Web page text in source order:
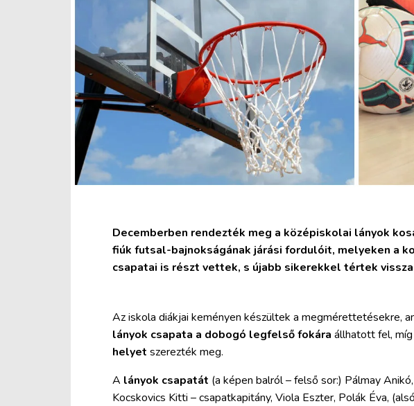
Decemberben rendezték meg a középiskolai lányok
fiúk futsal-bajnokságának járási fordulóit, melyeken a
csapatai is részt vettek, s újabb sikerekkel tértek
Az iskola diákjai keményen készültek a megmérettetésekre,
lányok csapata a dobogó legfelső fokára állhatott fel, míg
helyet szerezték meg.
A lányok csapatát (a képen balról – felső sor:) Pálmay
Kocskovics Kitti – csapatkapitány, Viola Eszter, Polák Éva,